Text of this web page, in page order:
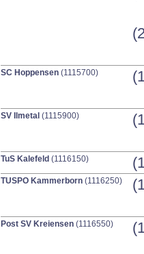
SC Hoppensen (1115700)
SV Ilmetal (1115900)
TuS Kalefeld (1116150)
TUSPO Kammerborn (1116250)
Post SV Kreiensen (1116550)